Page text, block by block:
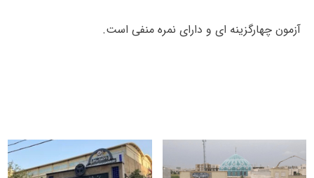
آزمون چهارگزینه ای و دارای نمره منفی است.